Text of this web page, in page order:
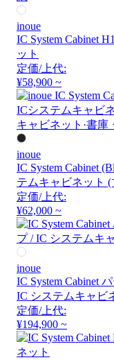
inoue
IC System Cabinet
ット
定価/上代:
¥58,900 ~
inoue
IC System Cabinet
テムキャビネット
定価/上代:
¥62,000 ~
inoue
IC System Cabinet
IC システムキャビ
定価/上代:
¥194,900 ~